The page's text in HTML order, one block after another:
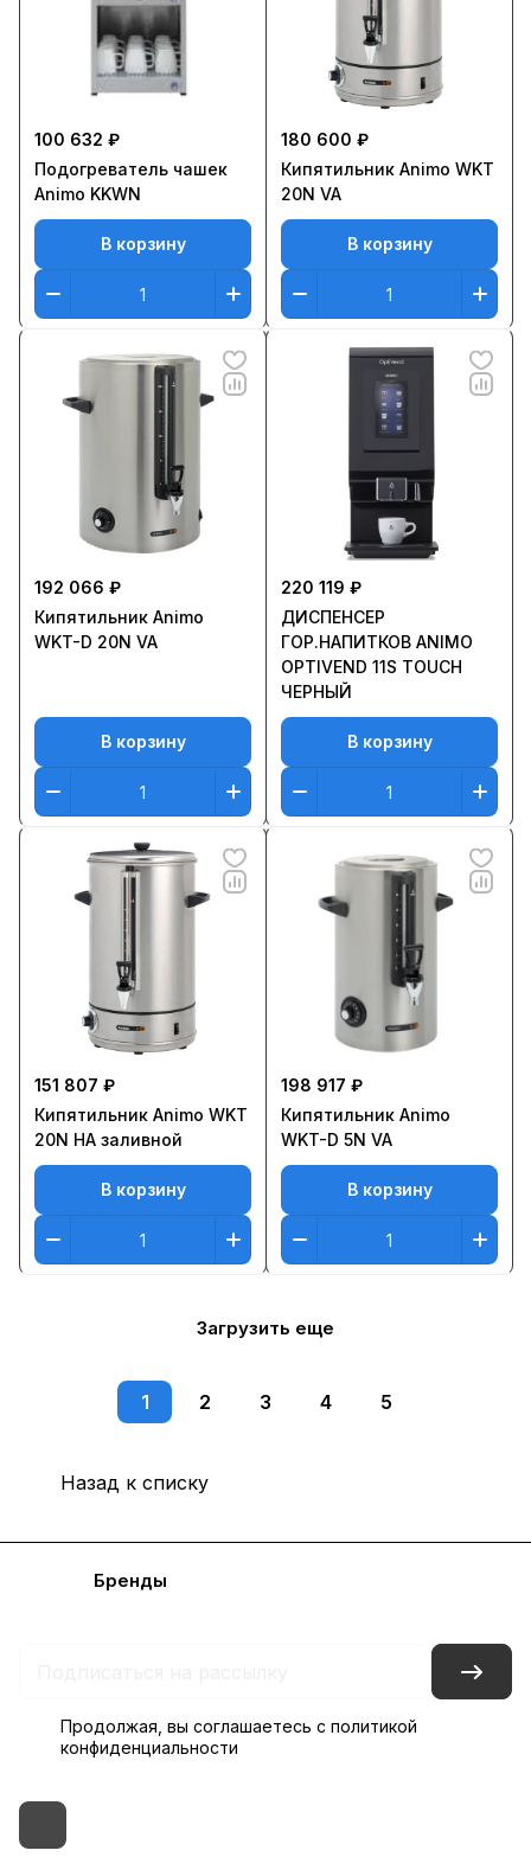
100 632 ₽
Подогреватель чашек
Animo KKWN
В корзину
180 600 ₽
Кипятильник Animo WKT
20N VA
В корзину
192 066 ₽
Кипятильник Animo
WKT-D 20N VA
В корзину
220 119 ₽
ДИСПЕНСЕР
ГОР.НАПИТКОВ ANIMO
OPTIVEND 11S TOUCH
ЧЕРНЫЙ
В корзину
151 807 ₽
Кипятильник Animo WKT
20N HA заливной
В корзину
198 917 ₽
Кипятильник Animo
WKT-D 5N VA
В корзину
Загрузить еще
1 2 3 4 5
Назад к списку
Бренды
Продолжая, вы соглашаетесь с политикой
конфиденциальности